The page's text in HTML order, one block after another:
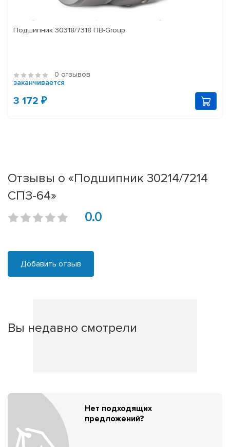
Подшипник 30318/7318 ПВ-Group
0 отзывов
заканчивается
3 172 ₽
Отзывы о «Подшипник 30214/7214
СПЗ-64»
0.0
Добавить отзыв
Вы недавно смотрели
Нет подходящих
предложений?